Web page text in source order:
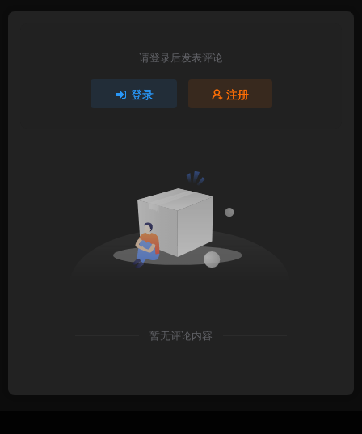
请登录后发表评论
登录 注册
暂无评论内容